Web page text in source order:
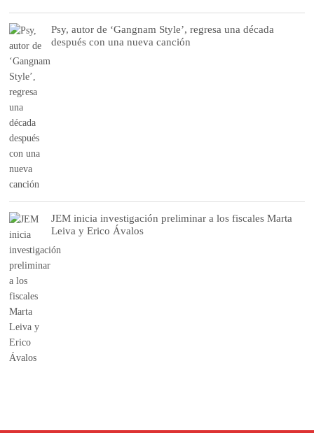
Psy, autor de ‘Gangnam Style’, regresa una década
después con una nueva canción
JEM inicia investigación preliminar a los fiscales Marta
Leiva y Erico Ávalos